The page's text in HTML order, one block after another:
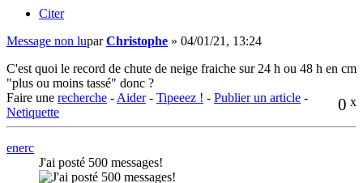
Citer
Message non luparChristophe » 04/01/21, 13:24
C'est quoi le record de chute de neige fraiche sur 24 h ou 48 h en cm
"plus ou moins tassé" donc ?
0 x
Faire une recherche - Aider- Tipeeez ! - Publier un article -
Netiquette
enerc
J'ai posté 500 messages!